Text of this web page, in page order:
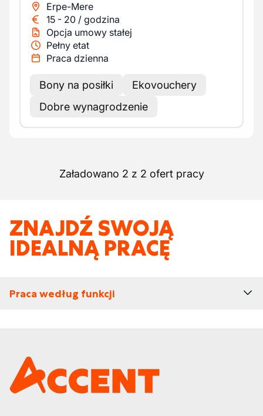
Erpe-Mere
15 - 20 / godzina
Opcja umowy stałej
Pełny etat
Praca dzienna
Bony na posiłki
Ekovouchery
Dobre wynagrodzenie
Załadowano 2 z 2 ofert pracy
ZNAJDŹ SWOJĄ
IDEALNĄ PRACĘ
Praca według funkcji